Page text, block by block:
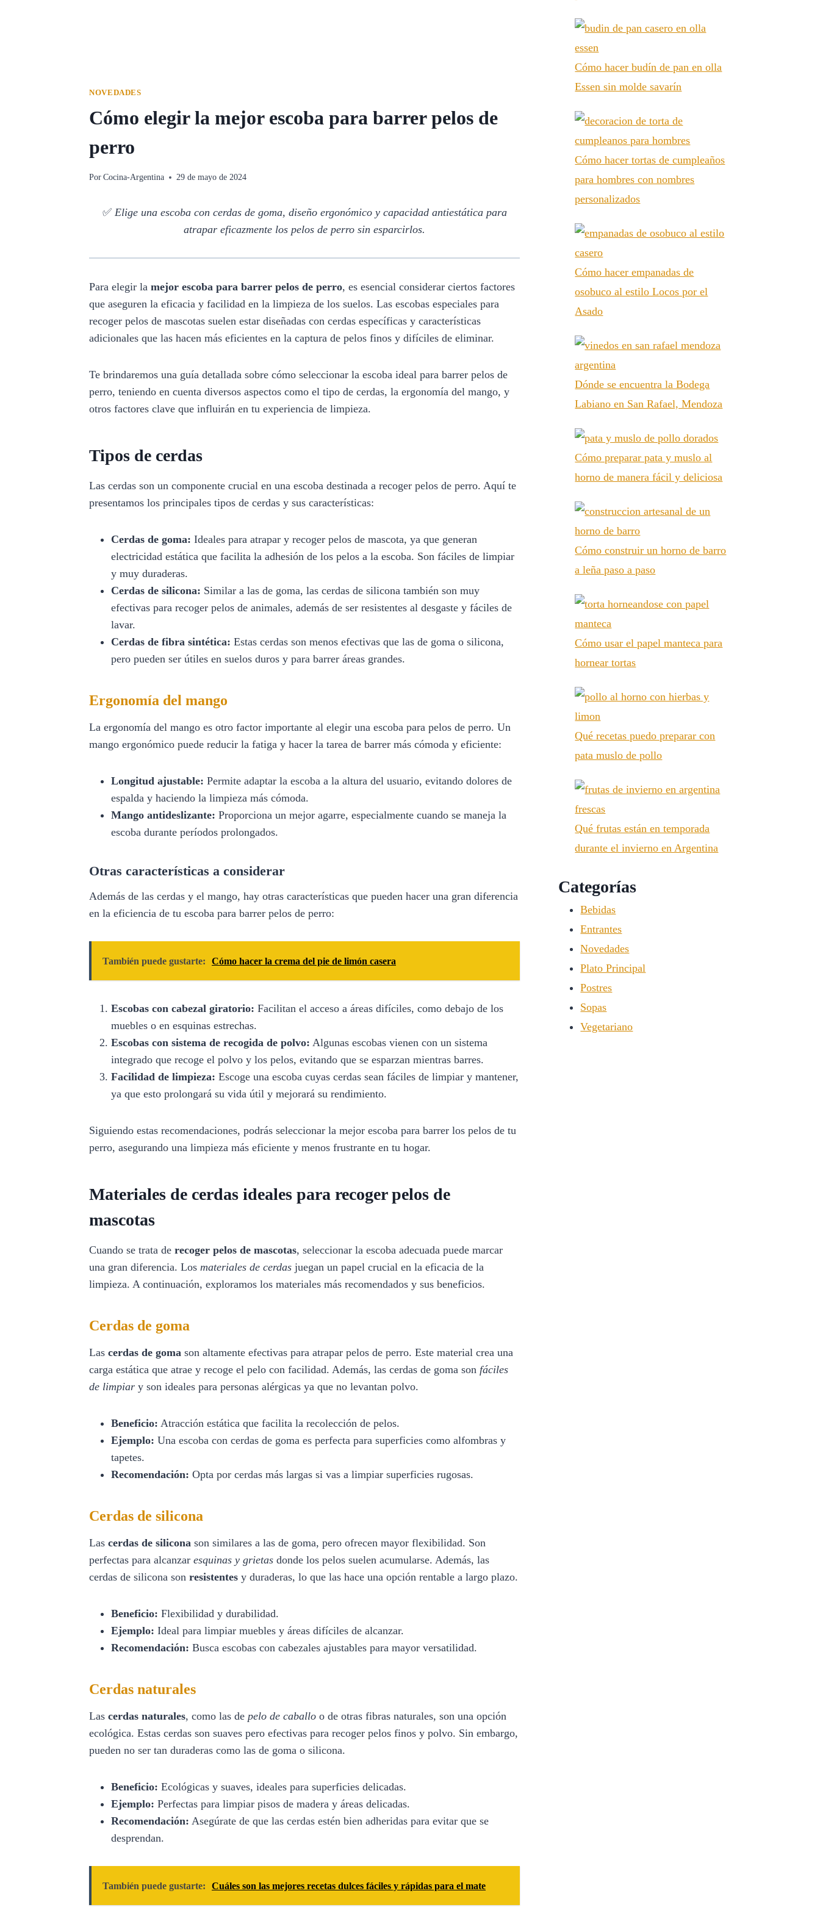
NOVEDADES
Cómo elegir la mejor escoba para barrer pelos de
perro
PorCocina-Argentina 29 de mayo de 2024
✅ Elige una escoba con cerdas de goma, diseño ergonómico y capacidad antiestática para
atrapar eficazmente los pelos de perro sin esparcirlos.
Para elegir la mejor escoba para barrer pelos de perro, es esencial considerar ciertos factores
que aseguren la eficacia y facilidad en la limpieza de los suelos. Las escobas especiales para
recoger pelos de mascotas suelen estar diseñadas con cerdas específicas y características
adicionales que las hacen más eficientes en la captura de pelos finos y difíciles de eliminar.
Te brindaremos una guía detallada sobre cómo seleccionar la escoba ideal para barrer pelos de
perro, teniendo en cuenta diversos aspectos como el tipo de cerdas, la ergonomía del mango, y
otros factores clave que influirán en tu experiencia de limpieza.
Tipos de cerdas
Las cerdas son un componente crucial en una escoba destinada a recoger pelos de perro. Aquí te
presentamos los principales tipos de cerdas y sus características:
Cerdas de goma: Ideales para atrapar y recoger pelos de mascota, ya que generan
electricidad estática que facilita la adhesión de los pelos a la escoba. Son fáciles de limpiar
y muy duraderas.
Cerdas de silicona: Similar a las de goma, las cerdas de silicona también son muy
efectivas para recoger pelos de animales, además de ser resistentes al desgaste y fáciles de
lavar.
Cerdas de fibra sintética: Estas cerdas son menos efectivas que las de goma o silicona,
pero pueden ser útiles en suelos duros y para barrer áreas grandes.
Ergonomía del mango
La ergonomía del mango es otro factor importante al elegir una escoba para pelos de perro. Un
mango ergonómico puede reducir la fatiga y hacer la tarea de barrer más cómoda y eficiente:
Longitud ajustable: Permite adaptar la escoba a la altura del usuario, evitando dolores de
espalda y haciendo la limpieza más cómoda.
Mango antideslizante: Proporciona un mejor agarre, especialmente cuando se maneja la
escoba durante períodos prolongados.
Otras características a considerar
Además de las cerdas y el mango, hay otras características que pueden hacer una gran diferencia
en la eficiencia de tu escoba para barrer pelos de perro:
También puede gustarte: Cómo hacer la crema del pie de limón casera
Escobas con cabezal giratorio: Facilitan el acceso a áreas difíciles, como debajo de los
muebles o en esquinas estrechas.
Escobas con sistema de recogida de polvo: Algunas escobas vienen con un sistema
integrado que recoge el polvo y los pelos, evitando que se esparzan mientras barres.
Facilidad de limpieza: Escoge una escoba cuyas cerdas sean fáciles de limpiar y mantener,
ya que esto prolongará su vida útil y mejorará su rendimiento.
Siguiendo estas recomendaciones, podrás seleccionar la mejor escoba para barrer los pelos de tu
perro, asegurando una limpieza más eficiente y menos frustrante en tu hogar.
Materiales de cerdas ideales para recoger pelos de
mascotas
Cuando se trata de recoger pelos de mascotas, seleccionar la escoba adecuada puede marcar
una gran diferencia. Los materiales de cerdas juegan un papel crucial en la eficacia de la
limpieza. A continuación, exploramos los materiales más recomendados y sus beneficios.
Cerdas de goma
Las cerdas de goma son altamente efectivas para atrapar pelos de perro. Este material crea una
carga estática que atrae y recoge el pelo con facilidad. Además, las cerdas de goma son fáciles
de limpiar y son ideales para personas alérgicas ya que no levantan polvo.
Beneficio: Atracción estática que facilita la recolección de pelos.
Ejemplo: Una escoba con cerdas de goma es perfecta para superficies como alfombras y
tapetes.
Recomendación: Opta por cerdas más largas si vas a limpiar superficies rugosas.
Cerdas de silicona
Las cerdas de silicona son similares a las de goma, pero ofrecen mayor flexibilidad. Son
perfectas para alcanzar esquinas y grietas donde los pelos suelen acumularse. Además, las
cerdas de silicona son resistentes y duraderas, lo que las hace una opción rentable a largo plazo.
Beneficio: Flexibilidad y durabilidad.
Ejemplo: Ideal para limpiar muebles y áreas difíciles de alcanzar.
Recomendación: Busca escobas con cabezales ajustables para mayor versatilidad.
Cerdas naturales
Las cerdas naturales, como las de pelo de caballo o de otras fibras naturales, son una opción
ecológica. Estas cerdas son suaves pero efectivas para recoger pelos finos y polvo. Sin embargo,
pueden no ser tan duraderas como las de goma o silicona.
Beneficio: Ecológicas y suaves, ideales para superficies delicadas.
Ejemplo: Perfectas para limpiar pisos de madera y áreas delicadas.
Recomendación: Asegúrate de que las cerdas estén bien adheridas para evitar que se
desprendan.
También puede gustarte: Cuáles son las mejores recetas dulces fáciles y rápidas para el mate
Cómo hacer budín de pan en olla
Essen sin molde savarín
Cómo hacer tortas de cumpleaños
para hombres con nombres
personalizados
Cómo hacer empanadas de
osobuco al estilo Locos por el
Asado
Dónde se encuentra la Bodega
Labiano en San Rafael, Mendoza
Cómo preparar pata y muslo al
horno de manera fácil y deliciosa
Cómo construir un horno de barro
a leña paso a paso
Cómo usar el papel manteca para
hornear tortas
Qué recetas puedo preparar con
pata muslo de pollo
Qué frutas están en temporada
durante el invierno en Argentina
Categorías
Bebidas
Entrantes
Novedades
Plato Principal
Postres
Sopas
Vegetariano